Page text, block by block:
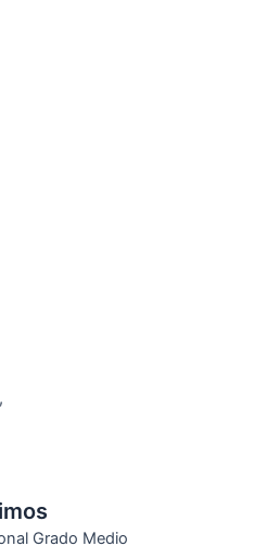
Grado Medio